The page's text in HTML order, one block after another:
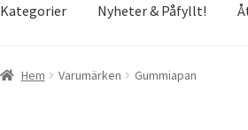
Kategorier Nyheter & Påfyllt!
Hem Varumärken Gummiapan